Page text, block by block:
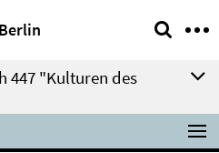
447 "Kulturen des